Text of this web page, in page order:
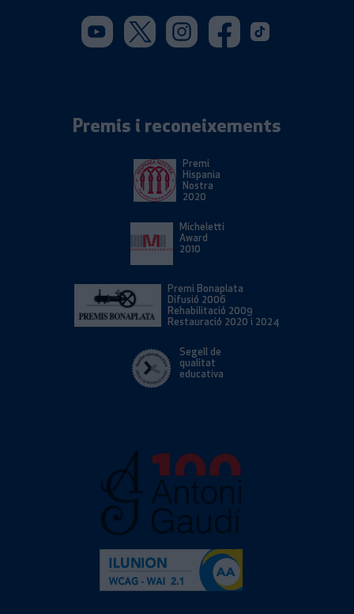
Youtube. S'obre en una nova
Twitter. S'obre en una
Instagram. S'obre
Facebook.
Tiktok.
Premis i reconeixements
Premi
Hispania
Nostra
2020
Micheletti
Award
2010
Premi Bonaplata
Difusió 2006
Rehabilitació 2009
Restauració 2020 i 2024
Segell de
qualitat
educativa